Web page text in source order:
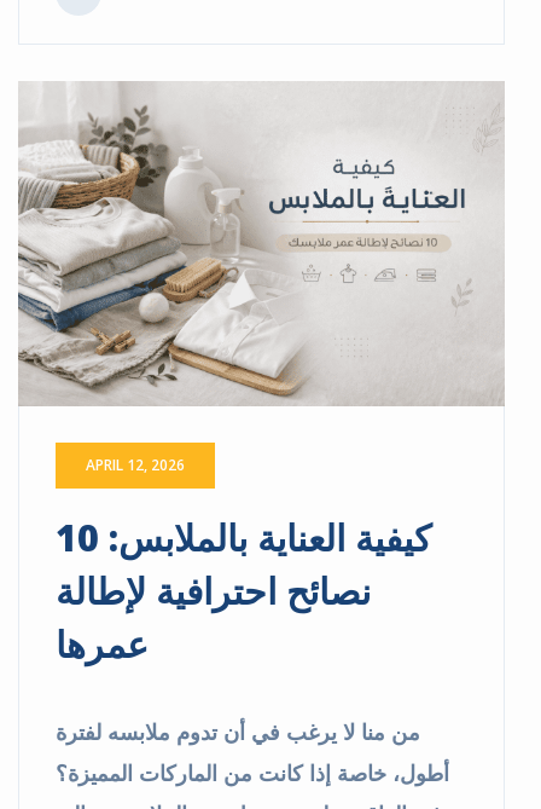
APRIL 12, 2026
كيفية العناية بالملابس: 10
نصائح احترافية لإطالة
عمرها
من منا لا يرغب في أن تدوم ملابسه لفترة
أطول، خاصة إذا كانت من الماركات المميزة؟